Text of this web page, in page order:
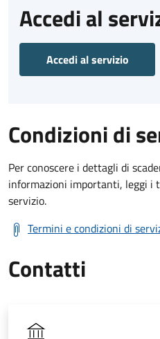
Accedi al
Accedi al servizio
Condizioni di
Per conoscere i dettagli di
informazioni importanti, leggi i
servizio.
Termini e condizioni di
Contatti